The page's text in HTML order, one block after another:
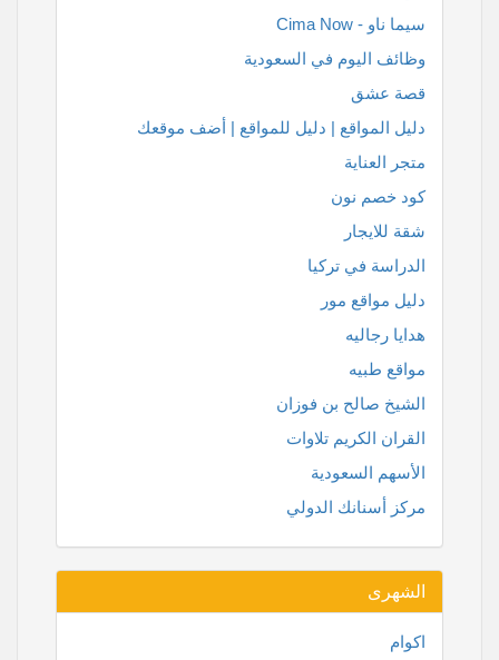
سيما ناو - Cima Now
وظائف اليوم في السعودية
قصة عشق
دليل المواقع | دليل للمواقع | أضف موقعك
متجر العناية
كود خصم نون
شقة للايجار
الدراسة في تركيا
دليل مواقع مور
هدايا رجاليه
مواقع طبيه
الشيخ صالح بن فوزان
القران الكريم تلاوات
الأسهم السعودية
مركز أسنانك الدولي
الشهرى
اكوام